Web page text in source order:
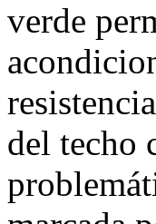
verde
del techo